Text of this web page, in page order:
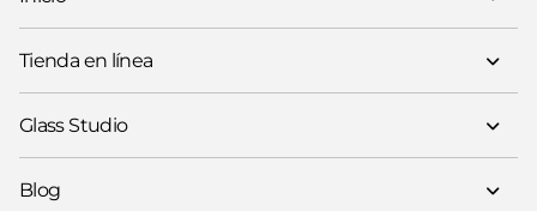
Tienda en línea
Glass Studio
Blog